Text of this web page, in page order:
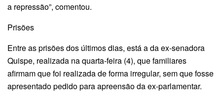
a repressão”, comentou.
Prisões
Entre as prisões dos últimos dias, está a da ex-senadora
Quispe, realizada na quarta-feira (4), que familiares
afirmam que foi realizada de forma irregular, sem que fosse
apresentado pedido para apreensão da ex-parlamentar.